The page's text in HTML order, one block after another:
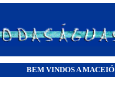
BEM VINDOS A MACEIÓ